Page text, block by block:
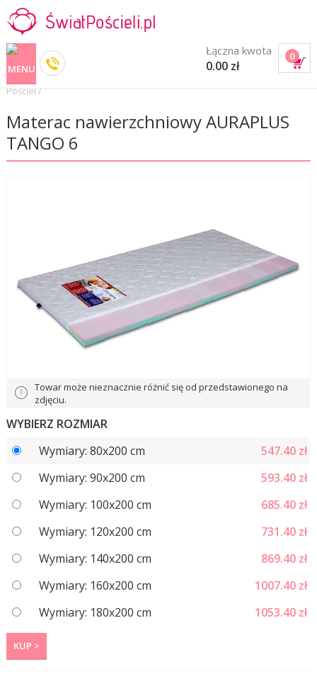
0
Łączna kwota
0.00 zł
Pościel/
Materac nawierzchniowy AURAPLUS
TANGO 6
Towar może nieznacznie różnić się od przedstawionego na
zdjęciu.
WYBIERZ ROZMIAR
Wymiary: 80x200 cm
547.40 zł
Wymiary: 90x200 cm
593.40 zł
Wymiary: 100x200 cm
685.40 zł
Wymiary: 120x200 cm
731.40 zł
Wymiary: 140x200 cm
869.40 zł
Wymiary: 160x200 cm
1007.40 zł
Wymiary: 180x200 cm
1053.40 zł
KUP >